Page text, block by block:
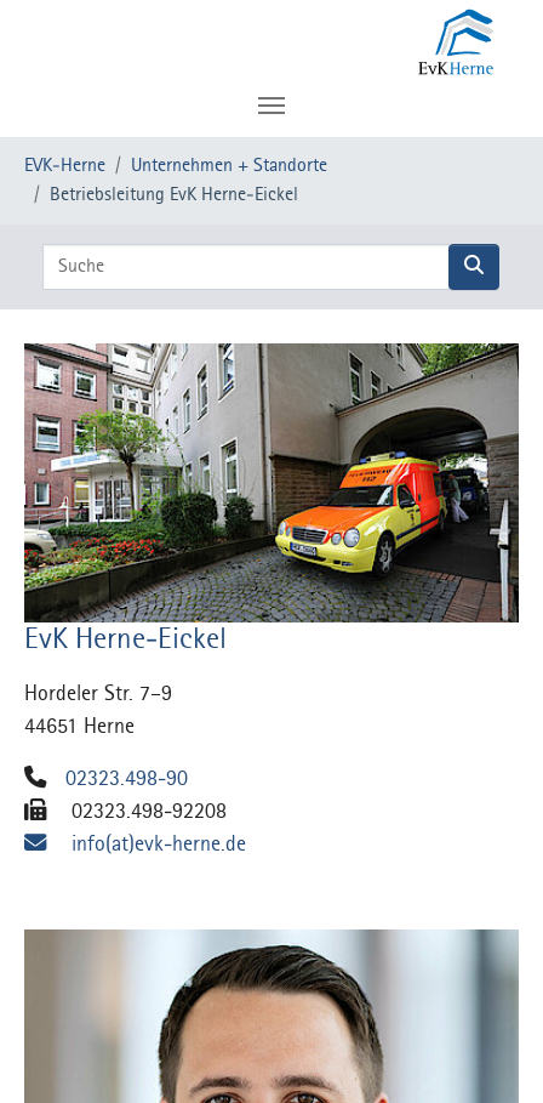
Sie sind hier:
EVK-Herne
Unternehmen + Standorte
Betriebsleitung EvK Herne-Eickel
Label Suchfeld Suche
EvK Herne-Eickel
Hordeler Str. 7–9
44651 Herne
02323.498-90
02323.498-92208
info(at)evk-herne.de